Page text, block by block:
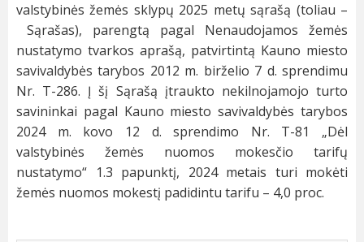
valstybinės žemės sklypų 2025 metų sąrašą (toliau –
Sąrašas), parengtą pagal Nenaudojamos žemės
nustatymo tvarkos aprašą, patvirtintą Kauno miesto
savivaldybės tarybos 2012 m. birželio 7 d. sprendimu
Nr. T-286. Į šį Sąrašą įtraukto nekilnojamojo turto
savininkai pagal Kauno miesto savivaldybės tarybos
2024 m. kovo 12 d. sprendimo Nr. T-81 „Dėl
valstybinės žemės nuomos mokesčio tarifų
nustatymo“ 1.3 papunktį, 2024 metais turi mokėti
žemės nuomos mokestį padidintu tarifu – 4,0 proc.